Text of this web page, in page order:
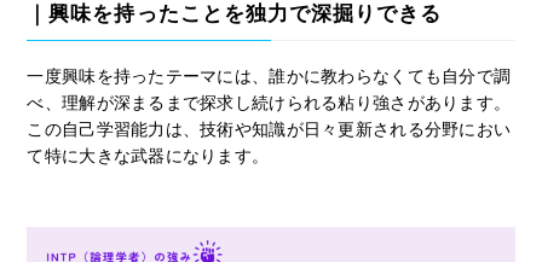
｜興味を持ったことを独力で深掘りできる
一度興味を持ったテーマには、誰かに教わらなくても自分で調
べ、理解が深まるまで探求し続けられる粘り強さがあります。
この自己学習能力は、技術や知識が日々更新される分野におい
て特に大きな武器になります。